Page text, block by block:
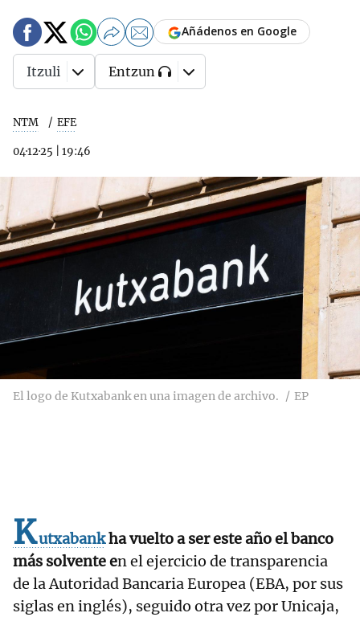
NTM EFE
04·12·25 19:46
Añádenos en Google
Itzuli Entzun
El logo de Kutxabank en una imagen de archivo. EP
Kutxabankha vuelto a ser este año el banco
más solvente en el ejercicio de transparencia
de la Autoridad Bancaria Europea (EBA, por sus
siglas en inglés), seguido otra vez por Unicaja,